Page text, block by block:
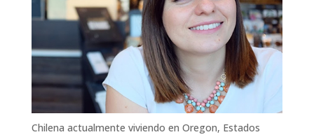
Chilena actualmente viviendo en Oregon, Estados